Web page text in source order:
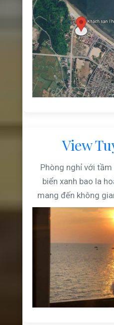
View
Phòng nghỉ với
biển xanh bao la
mang đến không